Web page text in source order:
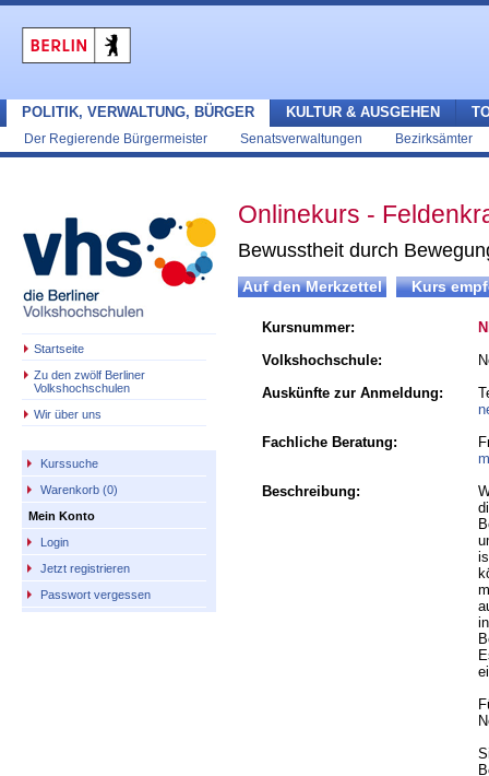
POLITIK, VERWALTUNG, BÜRGER
Der Regierende Bürgermeister Senatsverwaltungen Bezirksämter
KULTUR & AUSGEHEN
Startseite
Zu den zwölf Berliner
Volkshochschulen
Wir über uns
Kurssuche
Warenkorb (0)
Mein Konto
Login
Jetzt registrieren
Passwort vergessen
Onlinekurs -
Bewusstheit durch
Kursnummer:
Volkshochschule:
Auskünfte zur Anmeldung:
Fachliche Beratung:
Beschreibung: